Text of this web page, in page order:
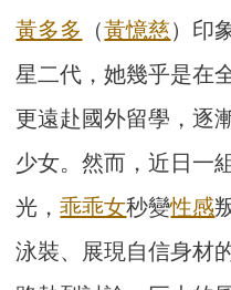
黃多多
（黃憶慈）印
星二代，她幾乎是在
更遠赴國外留學，逐
少女。然而，近日一
光，乖乖女秒變性感
泳裝、展現自信身材